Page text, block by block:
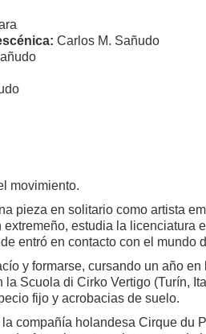
Carlos M. Sañudo
movimiento.
pieza en solitario como artista
estudia la licenciatura
entró en contacto con el mundo
y formarse, cursando un año
Scuola di Cirko Vertigo (Turín,
fijo y acrobacias de suelo.
compañía holandesa Cirque du